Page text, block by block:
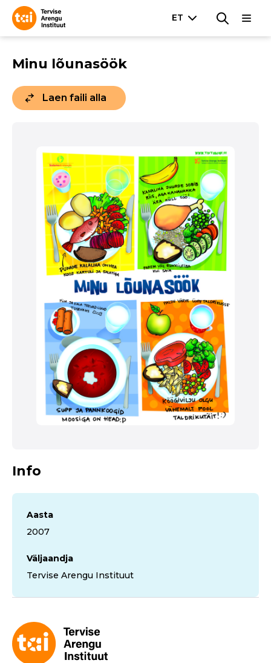
Minu lõunasöök
Laen faili alla
Info
Aasta
2007
Väljaandja
Tervise Arengu Instituut